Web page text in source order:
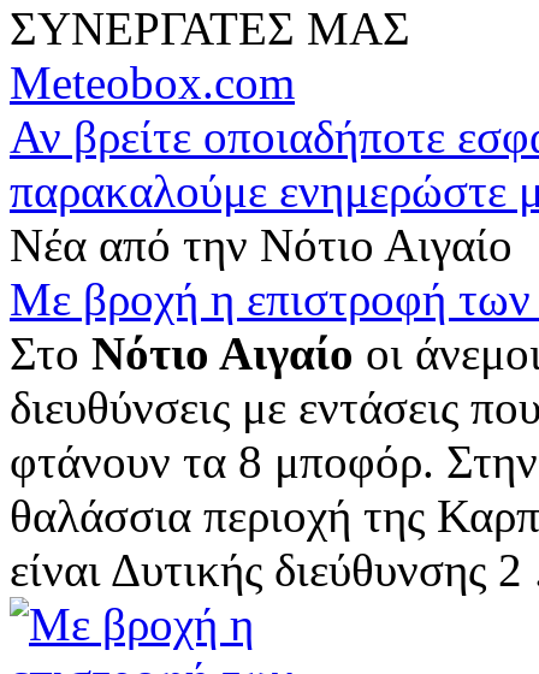
ΣΥΝΕΡΓΑΤΕΣ ΜΑΣ
Meteobox.com
Αν βρείτε οποιαδήποτε
παρακαλούμε ενημερώστε
Νέα από την Νότιο Αιγαίο
Με βροχή η επιστροφή
Στο Νότιο Αιγαίο οι
διευθύνσεις με εντάσεις
φτάνουν τα 8 μποφόρ.
θαλάσσια περιοχή της
είναι Δυτικής διεύθυνσης 2